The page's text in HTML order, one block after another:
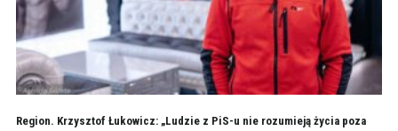
Region. Krzysztof Łukowicz: „Ludzie z PiS-u nie rozumieją życia poza